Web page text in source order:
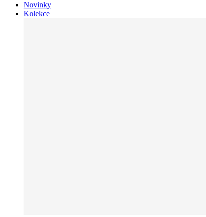
Novinky
Kolekce